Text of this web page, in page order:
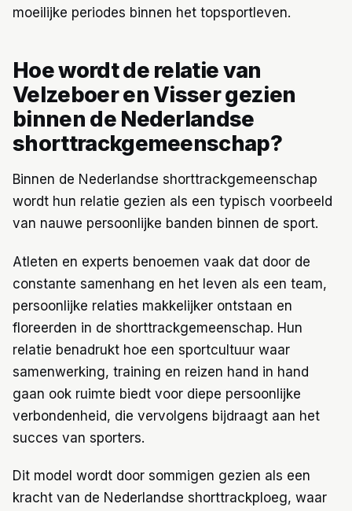
moeilijke periodes binnen het topsportleven.
Hoe wordt de relatie van
Velzeboer en Visser gezien
binnen de Nederlandse
shorttrackgemeenschap?
Binnen de Nederlandse shorttrackgemeenschap
wordt hun relatie gezien als een typisch voorbeeld
van nauwe persoonlijke banden binnen de sport.
Atleten en experts benoemen vaak dat door de
constante samenhang en het leven als een team,
persoonlijke relaties makkelijker ontstaan en
floreerden in de shorttrackgemeenschap. Hun
relatie benadrukt hoe een sportcultuur waar
samenwerking, training en reizen hand in hand
gaan ook ruimte biedt voor diepe persoonlijke
verbondenheid, die vervolgens bijdraagt aan het
succes van sporters.
Dit model wordt door sommigen gezien als een
kracht van de Nederlandse shorttrackploeg, waar